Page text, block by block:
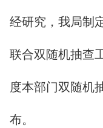
经研究，我局制
联合双随机抽查
度本部门双随机
布。